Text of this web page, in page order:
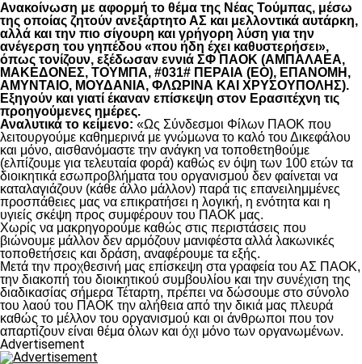
Ανακοίνωση με αφορμή το θέμα της Νέας Τούμπας, μέσω
της οποίας ζητούν ανεξάρτητο ΑΣ και μελλοντικά αυτάρκη,
αλλά και την πιο σίγουρη και γρήγορη λύση για την
ανέγερση του γηπέδου «που ήδη έχει καθυστερήσει»,
όπως τονίζουν, εξέδωσαν εννιά ΣΦ ΠΑΟΚ (ΑΜΠΑΛΑΕΑ,
ΜΑΚΕΔΟΝΕΣ, ΤΟΥΜΠΑ, #031# ΠΕΡΑΙΑ (ΕΟ), ΕΠΑΝΟΜΗ,
ΑΜΥΝΤΑΙΟ, ΜΟΥΔΑΝΙΑ, ΦΛΩΡΙΝΑ ΚΑΙ ΧΡΥΣΟΥΠΟΛΗΣ).
Εξηγούν και γιατί έκαναν επίσκεψη στον Ερασιτέχνη τις
προηγούμενες ημέρες.
Αναλυτικά το κείμενο: «Ως Σύνδεσμοι Φίλων ΠΑΟΚ που
λειτουργούμε καθημερινά με γνώμωνα το καλό του Δικεφάλου
και μόνο, αισθανόμαστε την ανάγκη να τοποθετηθούμε
(ελπίζουμε για τελευταία φορά) καθώς εν όψη των 100 ετών τα
διοικητικά εσωπροβλήματα του οργανισμού δεν φαίνεται να
καταλαγιάζουν (κάθε άλλο μάλλον) παρά τις επανειλημμένες
προσπάθειες μας να επικρατήσει η λογική, η ενότητα και η
υγιείς σκέψη προς συμφέρουν του ΠΑΟΚ μας.
Χωρίς να μακρηγορούμε καθώς στις περιστάσεις που
βιώνουμε μάλλον δεν αρμόζουν μανιφέστα αλλά λακωνικές
τοποθετήσεις και δράση, αναφέρουμε τα εξής.
Μετά την προχθεσινή μας επίσκεψη στα γραφεία του ΑΣ ΠΑΟΚ,
την διακοπή του διοικητικού συμβουλίου και την συνέχιση της
διαδικασίας σήμερα Τέταρτη, πρέπει να δώσουμε στο σύνολο
του λαού του ΠΑΟΚ την αλήθεια από την δικιά μας πλευρά
καθώς το μέλλον του οργανισμού και οι άνθρωποι που τον
απαρτίζουν είναι θέμα όλων και όχι μόνο των οργανωμένων.
Advertisement